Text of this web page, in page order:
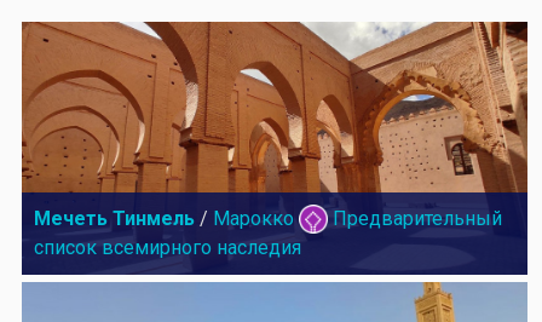
Мечеть Тинмель / Марокко
Предварительный
список всемирного наследия